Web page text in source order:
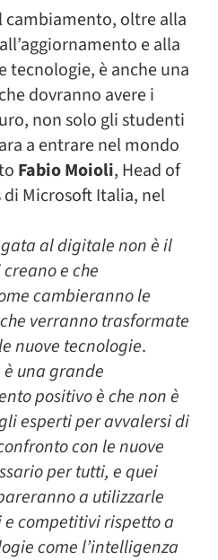
cambiamento, oltre alla
e alla
tecnologie, è anche una
dovranno avere i
non solo gli studenti
a entrare nel mondo
Fabio Moioli, Head of
Microsoft Italia, nel
al digitale non è il
e che
cambieranno le
verranno trasformate
nuove tecnologie.
una grande
positivo è che non è
esperti per avvalersi di
con le nuove
per tutti, e quei
a utilizzarle
competitivi rispetto a
come l’intelligenza